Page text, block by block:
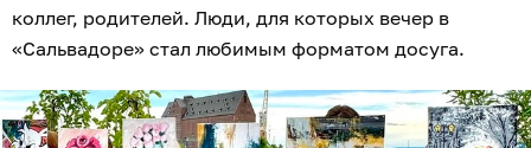
коллег, родителей. Люди, для которых вечер в
«Сальвадоре» стал любимым форматом досуга.